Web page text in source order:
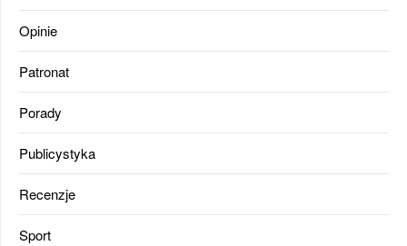
Opinie
Patronat
Porady
Publicystyka
Recenzje
Sport